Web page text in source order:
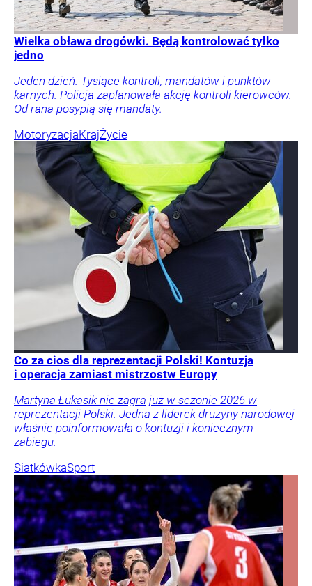
Wielka obława drogówki. Będą kontrolować tylko
jedno
Jeden dzień. Tysiące kontroli, mandatów i punktów
karnych. Policja zaplanowała akcję kontroli kierowców.
Od rana posypią się mandaty.
MotoryzacjaKrajŻycie
Co za cios dla reprezentacji Polski! Kontuzja
i operacja zamiast mistrzostw Europy
Martyna Łukasik nie zagra już w sezonie 2026 w
reprezentacji Polski. Jedna z liderek drużyny narodowej
właśnie poinformowała o kontuzji i koniecznym
zabiegu.
SiatkówkaSport